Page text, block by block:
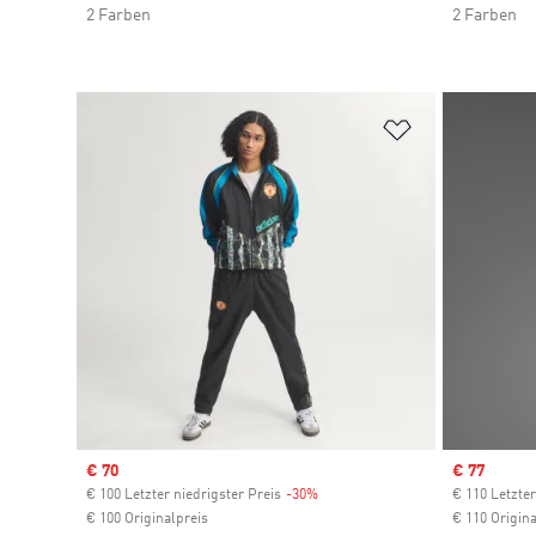
2 Farben
2 Farben
Zur
Sale price
€ 70
€ 100 Letzter niedrigster Preis -30%
€ 100 Originalpreis
Sale price
€ 77
€ 110
€ 110